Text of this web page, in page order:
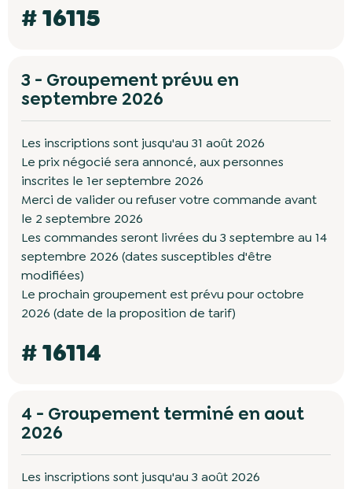
# 16115
3 - Groupement prévu en
septembre 2026
Les inscriptions sont jusqu'au 31 août 2026
Le prix négocié sera annoncé, aux personnes
inscrites le 1er septembre 2026
Merci de valider ou refuser votre commande avant
le 2 septembre 2026
Les commandes seront livrées du 3 septembre au 14
septembre 2026 (dates susceptibles d'être
modifiées)
Le prochain groupement est prévu pour octobre
2026 (date de la proposition de tarif)
# 16114
4 - Groupement terminé en aout
2026
Les inscriptions sont jusqu'au 3 août 2026